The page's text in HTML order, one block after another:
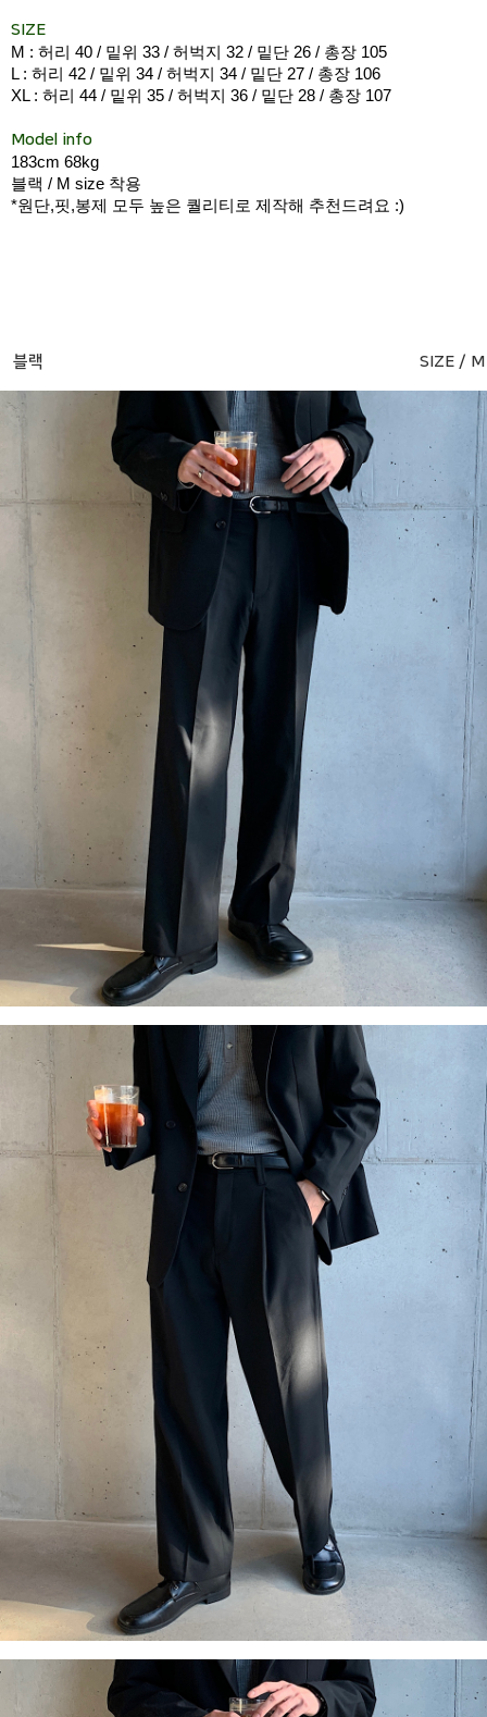
SIZE
M : 허리 40 / 밑위 33 / 허벅지 32 / 밑단 26 / 총장 105
L : 허리 42 / 밑위 34 / 허벅지 34 / 밑단 27 / 총장 106
XL : 허리 44 / 밑위 35 / 허벅지 36 / 밑단 28 / 총장 107
Model info
183cm 68kg
블랙 / M size 착용
*원단,핏,봉제 모두 높은 퀄리티로 제작해 추천드려요 :)
블랙 SIZE / M